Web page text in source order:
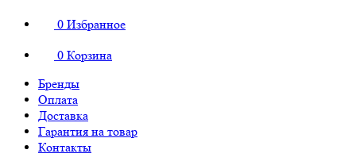
0 Избранное
0 Корзина
Бренды
Оплата
Доставка
Гарантия на товар
Контакты